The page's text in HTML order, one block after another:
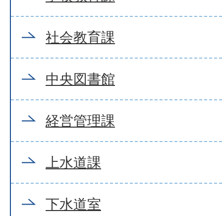
社会教育課
中央図書館
経営管理課
上水道課
下水道室